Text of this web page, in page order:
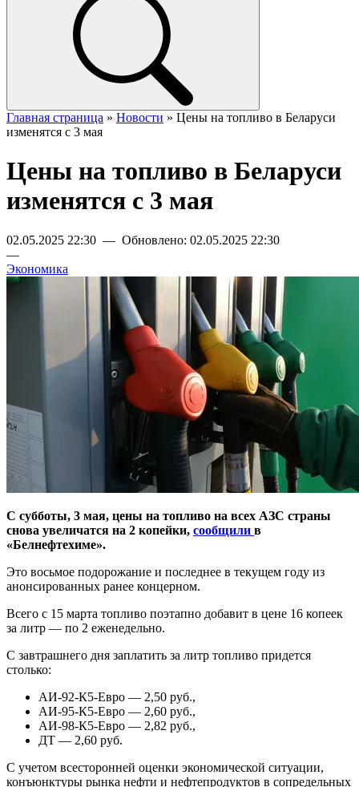
Главная страница » Новости » Цены на топливо в Беларуси
изменятся с 3 мая
Цены на топливо в Беларуси
изменятся с 3 мая
02.05.2025 22:30 — Обновлено: 02.05.2025 22:30
—
Экономика
С субботы, 3 мая, цены на топливо на всех АЗС страны
снова увеличатся на 2 копейки, сообщили в
«Белнефтехиме».
Это восьмое подорожание и последнее в текущем году из
анонсированных ранее концерном.
Всего с 15 марта топливо поэтапно добавит в цене 16 копеек
за литр — по 2 еженедельно.
С завтрашнего дня заплатить за литр топливо придется
столько:
АИ-92-К5-Евро — 2,50 руб.,
АИ-95-К5-Евро — 2,60 руб.,
АИ-98-К5-Евро — 2,82 руб.,
ДТ — 2,60 руб.
С учетом всесторонней оценки экономической ситуации,
конъюнктуры рынка нефти и нефтепродуктов в сопредельных